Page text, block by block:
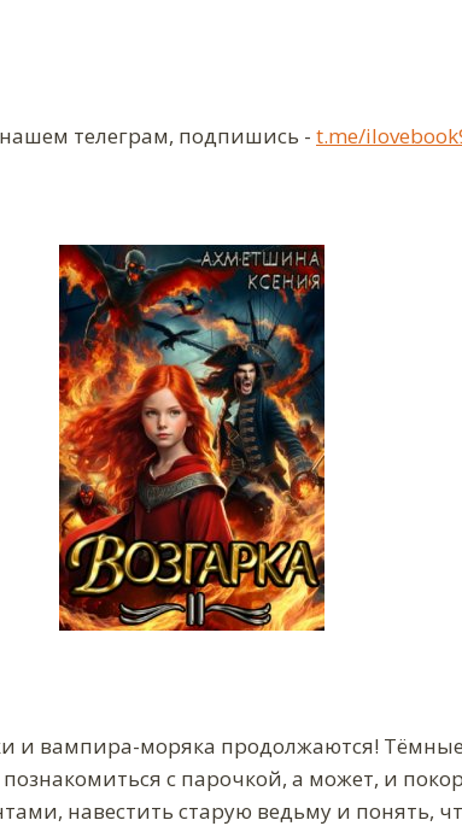
телеграм, подпишись - t.me/
и вампира-моряка продолжаются!
с парочкой, а может, и
навестить старую ведьму и понять,